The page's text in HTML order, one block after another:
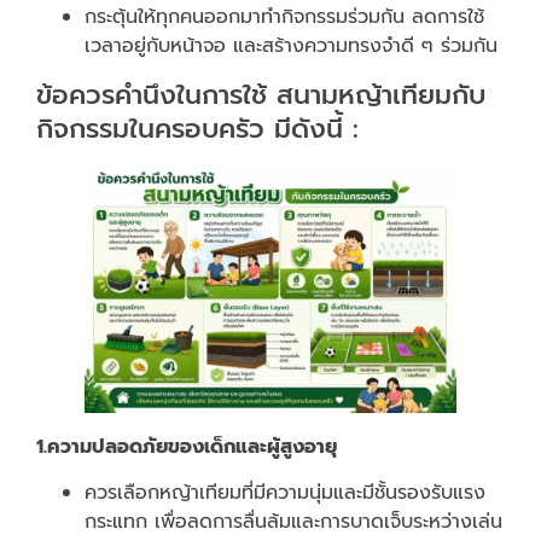
กระตุ้นให้ทุกคนออกมาทำกิจกรรมร่วมกัน ลดการใช้
เวลาอยู่กับหน้าจอ และสร้างความทรงจำดี ๆ ร่วมกัน
ข้อควรคำนึงในการใช้ สนามหญ้าเทียมกับ
กิจกรรมในครอบครัว มีดังนี้ :
1.ความปลอดภัยของเด็กและผู้สูงอายุ
ควรเลือกหญ้าเทียมที่มีความนุ่มและมีชั้นรองรับแรง
กระแทก เพื่อลดการลื่นล้มและการบาดเจ็บระหว่างเล่น